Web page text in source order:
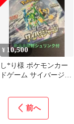
¥ 10,500
し*り様 ポケモンカー
ドゲーム サイバージャ
前へ